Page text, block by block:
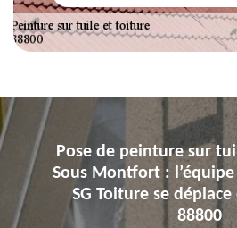
Pose de peinture sur
Sous Montfort :
SG Toiture se
88800